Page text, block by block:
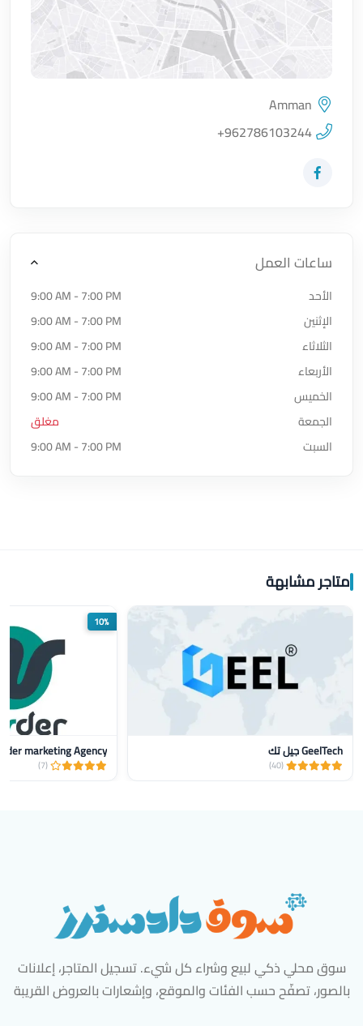
اضغط لتحميل الموقع
Amman
+962786103244
زيارة حساب المتجر على Facebook-f
ساعات العمل
الأحد
9:00 AM - 7:00 PM
الإثنين
9:00 AM - 7:00 PM
الثلاثاء
9:00 AM - 7:00 PM
الأربعاء
9:00 AM - 7:00 PM
الخميس
9:00 AM - 7:00 PM
الجمعة
مغلق
السبت
9:00 AM - 7:00 PM
متاجر مشابهة
GeelTech جيل تك
(40)
10%
marketing Agency
(7)
سوق محلي ذكي لبيع وشراء كل شيء. تسجيل المتاجر، إعلانات
بالصور، تصفّح حسب الفئات والموقع، وإشعارات بالعروض القريبة